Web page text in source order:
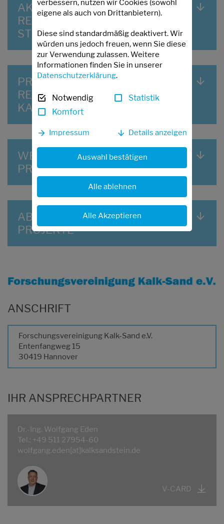
AKTUELLES PROJEKT
RECYCLING: KS IM
STRASSENBAU
PROJEKTÜBERSICHT:
RECYCLING VON
KALKSANDSTEIN
WEITERE AKTUELLE AIF-
PROJEKTE
ABGESCHLOSSENE AIF-
PROJEKTE
ANSCHRIFT
Forschungsvereinigung Kalk-Sand e.V.
Entenfangweg 15
30419 Hannover
IHR ANSPRECHPARTNER
Dr.-Ing. Wolfgang Eden
Tel.: +49 511 27954-60
wolfgang.eden[at]kalksandstein.de
V-CARD
verbessern, nutzen wir Cookies (sowohl
eigene als auch von Drittanbietern).
Diese sind standardmäßig deaktivert. Wir
würden uns jedoch freuen, wenn Sie diese
zur Verwendung zulassen. Weitere
Informationen finden Sie in unserer
Datenschutzerklärung.
Notwendig
Statistik
Komfort
Impressum Details anzeigen
Auswahl bestätigen
Alle ablehnen
Alle Akzeptieren